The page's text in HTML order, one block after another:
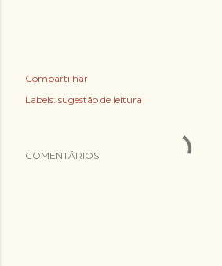
Compartilhar
Labels: sugestão de leitura
COMENTÁRIOS